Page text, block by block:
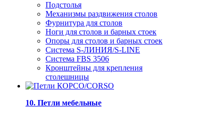
Подстолья
Механизмы раздвижения столов
Фурнитура для столов
Ноги для столов и барных стоек
Опоры для столов и барных стоек
Система S-ЛИНИЯ/S-LINE
Система FBS 3506
Кронштейны для крепления
столешницы
10. Петли мебельные